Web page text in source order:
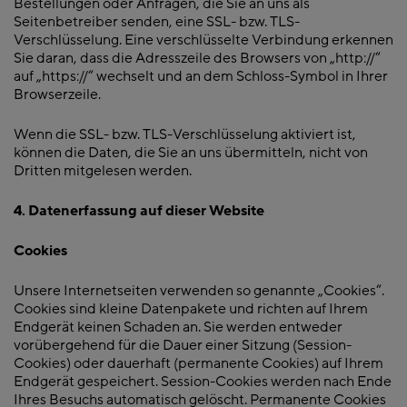
Bestellungen oder Anfragen, die Sie an uns als
Seitenbetreiber senden, eine SSL- bzw. TLS-
Verschlüsselung. Eine verschlüsselte Verbindung erkennen
Sie daran, dass die Adresszeile des Browsers von „http://“
auf „https://“ wechselt und an dem Schloss-Symbol in Ihrer
Browserzeile.
Wenn die SSL- bzw. TLS-Verschlüsselung aktiviert ist,
können die Daten, die Sie an uns übermitteln, nicht von
Dritten mitgelesen werden.
4. Datenerfassung auf dieser Website
Cookies
Unsere Internetseiten verwenden so genannte „Cookies“.
Cookies sind kleine Datenpakete und richten auf Ihrem
Endgerät keinen Schaden an. Sie werden entweder
vorübergehend für die Dauer einer Sitzung (Session-
Cookies) oder dauerhaft (permanente Cookies) auf Ihrem
Endgerät gespeichert. Session-Cookies werden nach Ende
Ihres Besuchs automatisch gelöscht. Permanente Cookies